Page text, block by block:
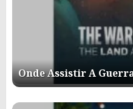
Onde Assistir A